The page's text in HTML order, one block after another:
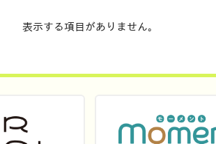
表示する項目がありません。